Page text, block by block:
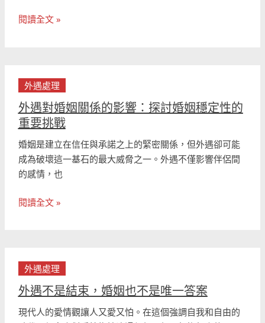
如
婚
的
穩
定
閱讀全文 »
外遇處理
外遇對婚姻關係的影響：探討婚姻穩定性的
重要挑戰
婚姻是建立在信任與承諾之上的緊密關係，但外遇卻可能
成為破壞這一基石的最大威脅之一。外遇不僅影響伴侶間
的感情，也
遇
對
婚
姻
關
係
的
響：
姻
穩
定
性
閱讀全文 »
外遇處理
外遇不是結束，婚姻也不是唯一答案
現代人的愛情觀讓人又愛又怕。在這個強調自我和自由的
遇
不
是
結